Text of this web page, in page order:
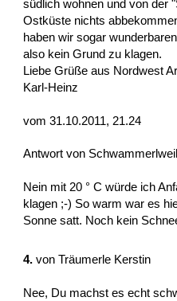
südlich wohnen und von der
Ostküste nichts
haben wir sogar
also kein Grund zu klagen.
Liebe Grüße aus Nordwest
Karl-Heinz
vom 31.10.2011, 21.24
Antwort von
Nein mit 20 ° C würde ich
klagen ;-) So warm war es
Sonne satt. Noch kein
4. von Träumerle Kerstin
Nee, Du machst es echt